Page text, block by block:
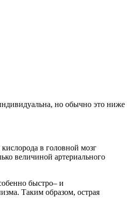
но обычно это ниже
в головной мозг
величиной артериального
быстро– и
Таким образом, острая